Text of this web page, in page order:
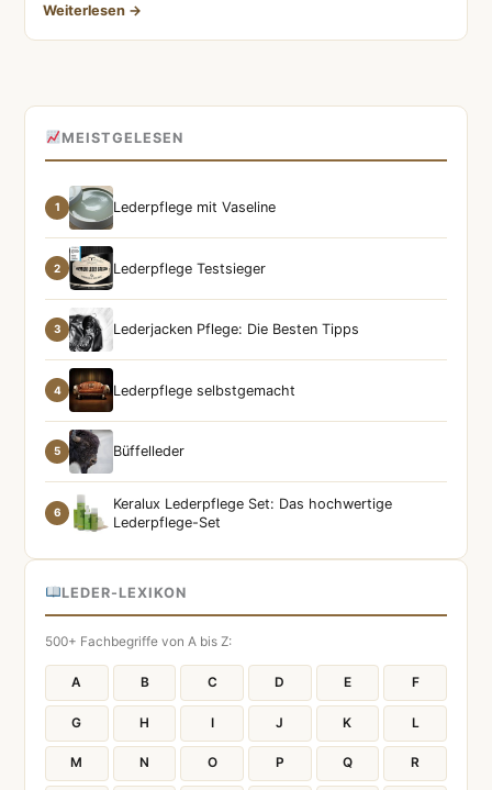
Weiterlesen →
MEISTGELESEN
1 Lederpflege mit Vaseline
2 Lederpflege Testsieger
3 Lederjacken Pflege: Die Besten Tipps
4 Lederpflege selbstgemacht
5 Büffelleder
6
Keralux Lederpflege Set: Das hochwertige
Lederpflege-Set
LEDER-LEXIKON
500+ Fachbegriffe von A bis Z:
A B C D E F
G H I J K L
M N O P Q R